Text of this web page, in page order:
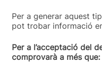
Per a generar aquest
pot trobar informació
Per a l’acceptació del
comprovarà a més que: